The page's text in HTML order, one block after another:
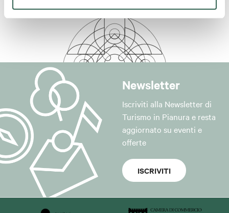
Newsletter
Iscriviti alla Newsletter di
Turismo in Pianura e resta
aggiornato su eventi e
offerte
ISCRIVITI